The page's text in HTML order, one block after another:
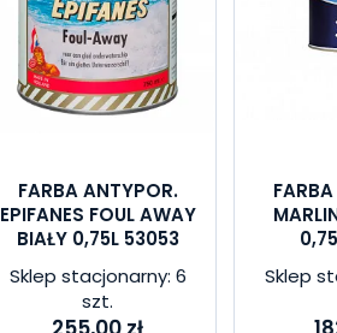
FARBA ANTYPOR.
EPIFANES FOUL AWAY
BIAŁY 0,75L 53053
Sklep stacjonarny: 6
szt.
Sklep